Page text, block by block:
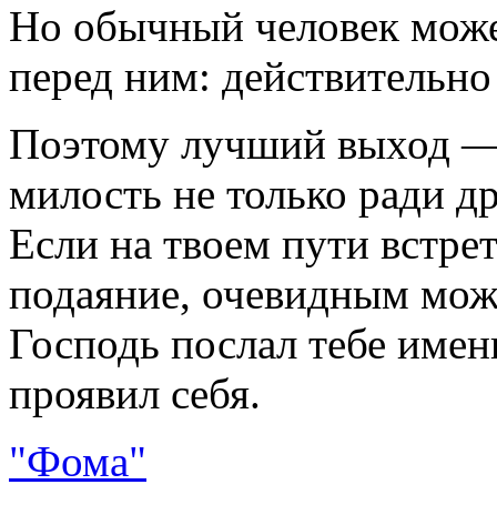
Но обычный человек
перед ним:
Поэтому лучший выход
милость не только ради
Если на твоем пути
подаяние, очевидным
Господь послал тебе
проявил себя.
"Фома"